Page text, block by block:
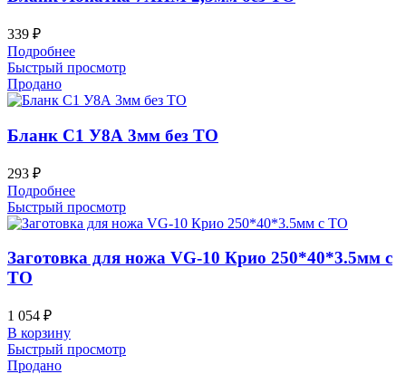
339 ₽
Подробнее
Быстрый просмотр
Продано
Бланк С1 У8А 3мм без ТО
293 ₽
Подробнее
Быстрый просмотр
Заготовка для ножа VG-10 Крио 250*40*3.5мм с
ТО
1 054 ₽
В корзину
Быстрый просмотр
Продано